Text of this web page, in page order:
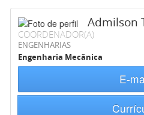
Admilson
COORDENADOR(A)
ENGENHARIAS
Engenharia Mecânica
E-